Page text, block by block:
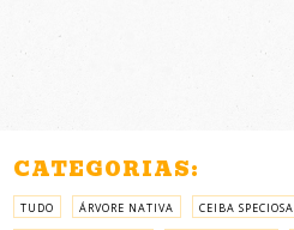
CATEGORIAS:
TUDO ÁRVORE NATIVA CEIBA SPECIOSA